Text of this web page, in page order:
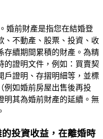
婚前財產是指您在結婚登
、不動產、股票、投資、收
存續期間累積的財產。為精
的證明文件，例如：買賣契
戶證明、存摺明細等，並標
例如婚前房屋出售後再投
明其為婚前財產的延續。無
投資收益，在離婚時